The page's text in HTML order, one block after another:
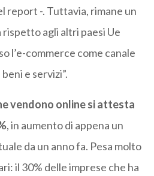
report -. Tuttavia, rimane un
agli altri paesi Ue
l’e-commerce come canale
e servizi”.
vendono online si attesta
, in aumento di appena un
da un anno fa. Pesa molto
il 30% delle imprese che ha